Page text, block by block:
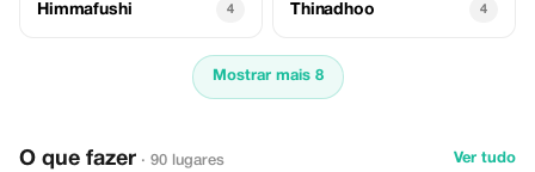
Himmafushi 4 Thinadhoo 4
Mostrar mais 8
O que fazer · 90 lugares Ver tudo